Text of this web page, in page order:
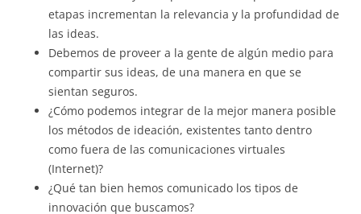
etapas incrementan la relevancia y la profundidad de
las ideas.
Debemos de proveer a la gente de algún medio para
compartir sus ideas, de una manera en que se
sientan seguros.
¿Cómo podemos integrar de la mejor manera posible
los métodos de ideación, existentes tanto dentro
como fuera de las comunicaciones virtuales
(Internet)?
¿Qué tan bien hemos comunicado los tipos de
innovación que buscamos?